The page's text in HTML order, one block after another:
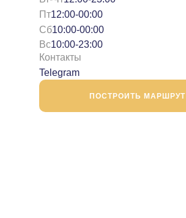
Пт12:00-00:00
Сб10:00-00:00
Вс10:00-23:00
Контакты
Telegram
ПОСТРОИТЬ МАРШРУТ